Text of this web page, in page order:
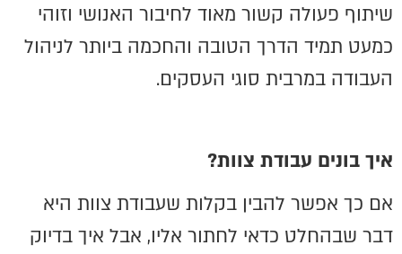
שיתוף פעולה קשור מאוד לחיבור האנושי וזוהי
כמעט תמיד הדרך הטובה והחכמה ביותר לניהול
העבודה במרבית סוגי העסקים.
איך בונים עבודת צוות?
אם כך אפשר להבין בקלות שעבודת צוות היא
דבר שבהחלט כדאי לחתור אליו, אבל איך בדיוק